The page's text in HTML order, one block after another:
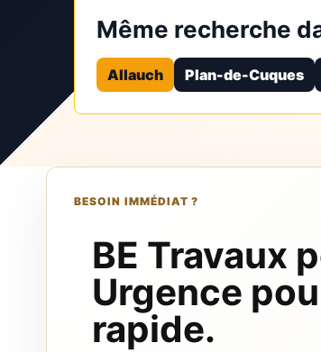
Même recherche
Allauch Plan-de-Cuques
BESOIN IMMÉDIAT ?
BE Travaux
Urgence
rapide.